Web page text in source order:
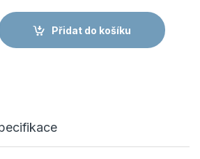
ESD - Bezpečnostní polobotka - šedá
Přidat do košíku